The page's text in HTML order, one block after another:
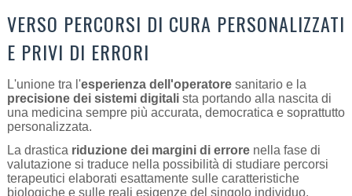
VERSO PERCORSI DI CURA PERSONALIZZATI
E PRIVI DI ERRORI
L'unione tra l'esperienza dell'operatore sanitario e la
precisione dei sistemi digitalista portando alla nascita di
una medicina sempre più accurata, democratica e soprattutto
personalizzata.
La drastica riduzione dei margini di errorenella fase di
valutazione si traduce nella possibilità di studiare percorsi
terapeutici elaborati esattamente sulle caratteristiche
biologiche e sulle reali esigenze del singolo individuo.